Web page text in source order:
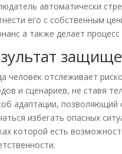
автоматически
его с собственным
а также делает
человек отслеживает
и сценариев, не ставя
адаптации, позволяющий
избегать опасных
которой есть